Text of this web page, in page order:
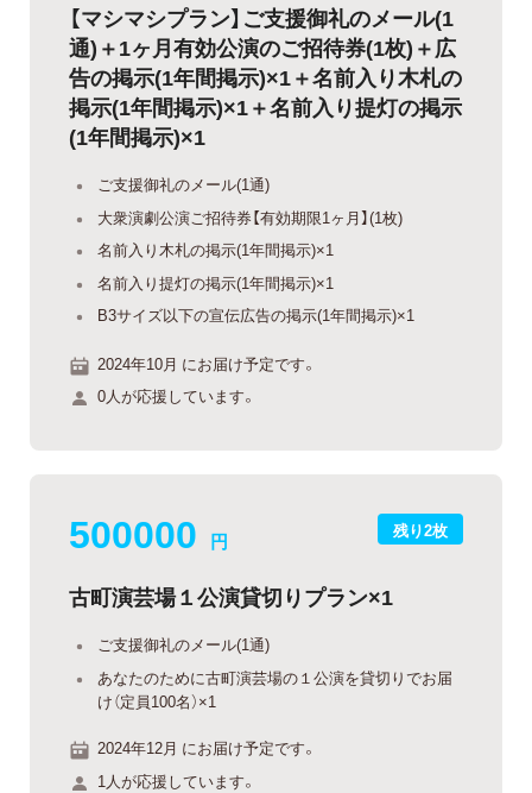
【マシマシプラン】ご支援御礼のメール(1
通)＋1ヶ月有効公演のご招待券(1枚)＋広
告の掲示(1年間掲示)×1＋名前入り木札の
掲示(1年間掲示)×1＋名前入り提灯の掲示
(1年間掲示)×1
ご支援御礼のメール(1通)
大衆演劇公演ご招待券【有効期限1ヶ月】(1枚)
名前入り木札の掲示(1年間掲示)×1
名前入り提灯の掲示(1年間掲示)×1
B3サイズ以下の宣伝広告の掲示(1年間掲示)×1
2024年10月 にお届け予定です。
0人が応援しています。
残り2枚
500000 円
古町演芸場１公演貸切りプラン×1
ご支援御礼のメール(1通)
あなたのために古町演芸場の１公演を貸切りでお届
け（定員100名）×1
2024年12月 にお届け予定です。
1人が応援しています。